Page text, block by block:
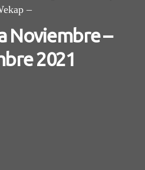
–
Noviembre –
2021